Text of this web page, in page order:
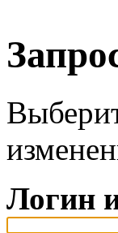
Логин